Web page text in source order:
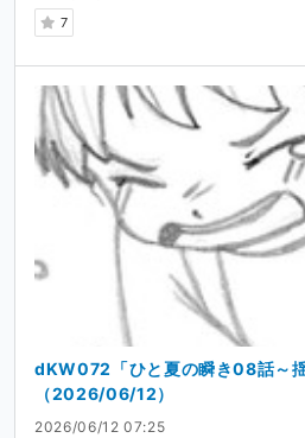
7
2026/06/12 07:25
dKW072「ひと夏の瞬き08話～揺
（2026/06/12）